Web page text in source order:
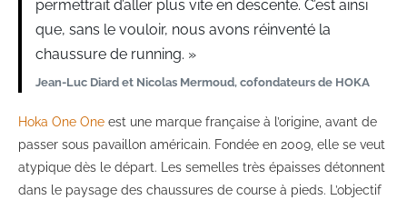
permettrait d’aller plus vite en descente. C’est ainsi
que, sans le vouloir, nous avons réinventé la
chaussure de running. »
Jean-Luc Diard et Nicolas Mermoud, cofondateurs de HOKA
Hoka One One est une marque française à l’origine, avant de
passer sous pavaillon américain. Fondée en 2009, elle se veut
atypique dès le départ. Les semelles très épaisses détonnent
dans le paysage des chaussures de course à pieds. L’objectif